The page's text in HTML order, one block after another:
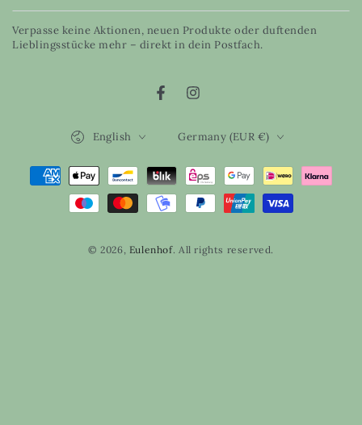
email
here
Verpasse keine Aktionen, neuen Produkte oder duftenden
Lieblingsstücke mehr – direkt in dein Postfach.
FacebookInstagram
© 2026, Eulenhof. All rights reserved.
English Germany (EUR €)
Payment
methods